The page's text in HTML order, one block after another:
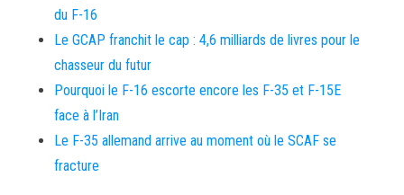
du F-16
Le GCAP franchit le cap : 4,6 milliards de livres pour le
chasseur du futur
Pourquoi le F-16 escorte encore les F-35 et F-15E
face à l’Iran
Le F-35 allemand arrive au moment où le SCAF se
fracture